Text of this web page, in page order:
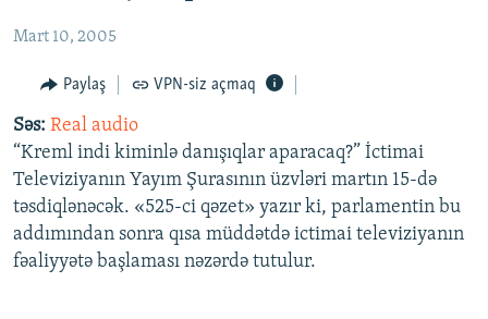
qayıt
#ƏSLINDƏ
FƏRQƏ BAX
QANUNI DOĞRU
ARAŞDIRMA
MULTIMEDIA
VIDEO
RADIO ARXIV
HAQQIMIZDA
Mart 10, 2005
Paylaş VPN-siz açmaq
Səs: Real audio
“Kreml indi kiminlə danışıqlar aparacaq?” İctimai
Televiziyanın Yayım Şurasının üzvləri martın 15-də
təsdiqlənəcək. «525-ci qəzet» yazır ki, parlamentin bu
addımından sonra qısa müddətdə ictimai televiziyanın
fəaliyyətə başlaması nəzərdə tutulur.